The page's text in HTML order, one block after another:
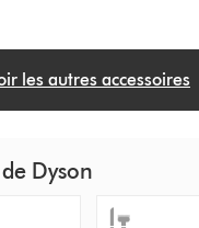
les autres accessoires
Dyson